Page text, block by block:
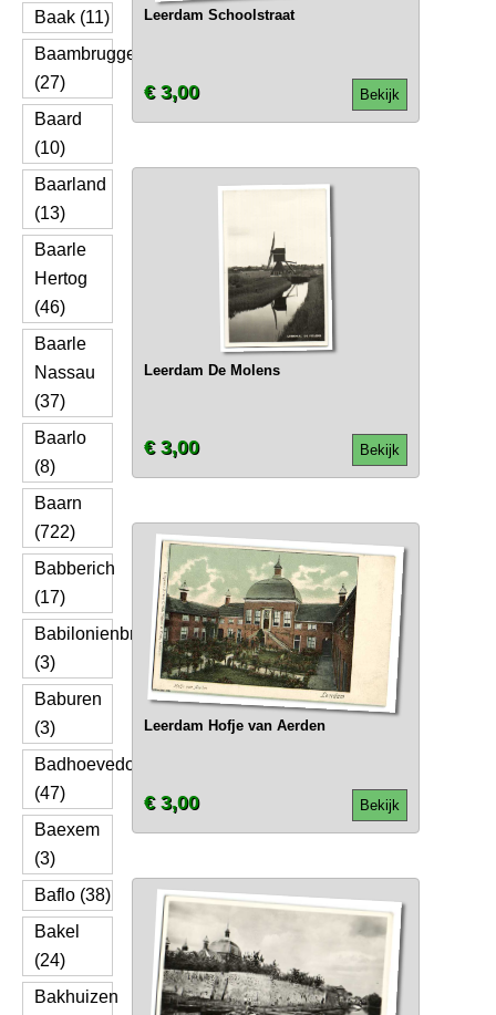
Baak (11)
Baambrugge
(27)
Baard
(10)
Baarland
(13)
Baarle
Hertog
(46)
Baarle
Nassau
(37)
Baarlo
(8)
Baarn
(722)
Babberich
(17)
Babilonienbroek
(3)
Baburen
(3)
Badhoevedorp
(47)
Baexem
(3)
Baflo (38)
Bakel
(24)
Bakhuizen
Leerdam Schoolstraat
Bekijk
€ 3,00
Leerdam De Molens
Bekijk
€ 3,00
Leerdam Hofje van Aerden
Bekijk
€ 3,00